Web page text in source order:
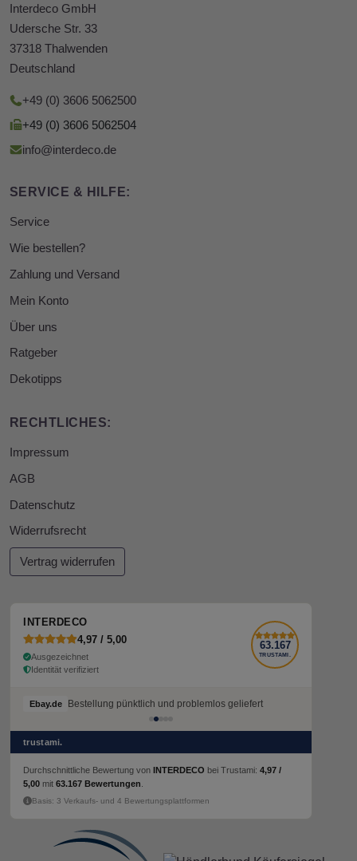
Interdeco GmbH
Udersche Str. 33
37318 Thalwenden
Deutschland
+49 (0) 3606 5062500
+49 (0) 3606 5062504
info@interdeco.de
SERVICE & HILFE:
Service
Wie bestellen?
Zahlung und Versand
Mein Konto
Über uns
Ratgeber
Dekotipps
RECHTLICHES:
Impressum
AGB
Datenschutz
Widerrufsrecht
Vertrag widerrufen
INTERDECO
4,97 / 5,00
Ausgezeichnet
Identität verifiziert
63.167
TRUSTAMI.
Ebay.de Bestellung pünktlich und problemlos geliefert
trustami.
Durchschnittliche Bewertung von INTERDECO bei Trustami: 4,97 /
5,00 mit 63.167 Bewertungen
Basis: 3 Verkaufs- und 4 Bewertungsplattformen